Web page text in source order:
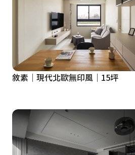
敘素｜現代北歐無印風｜15坪